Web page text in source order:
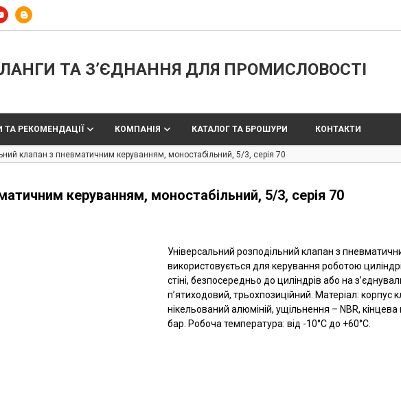
ТА З’ЄДНАННЯ ДЛЯ ПРОМИСЛОВОСТІ
РЕКОМЕНДАЦІЇ КОМПАНІЯ КАТАЛОГ ТА БРОШУРИ КОНТАКТИ
клапан з пневматичним керуванням, моностабільний, 5/3, серія 70
керуванням, моностабільний, 5/3, серія 70
Універсальний розподільний клапан з
використовується для керування роботою
стіні, безпосередньо до циліндрів або на
п’ятиходовий, трьохпозиційний. Матеріал: корпус
нікельований алюміній, ущільнення – NBR,
бар. Робоча температура: від -10°C до +60°C.